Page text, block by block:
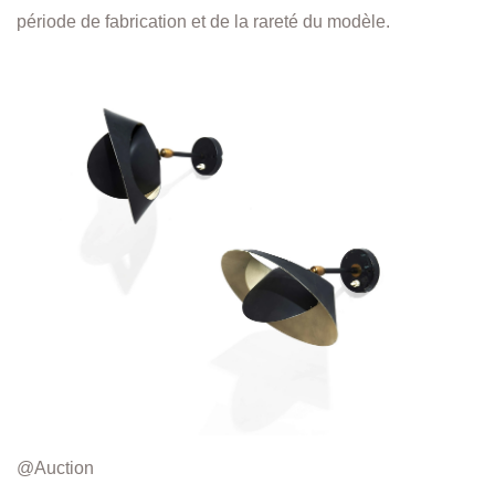
période de fabrication et de la rareté du modèle.
@Auction